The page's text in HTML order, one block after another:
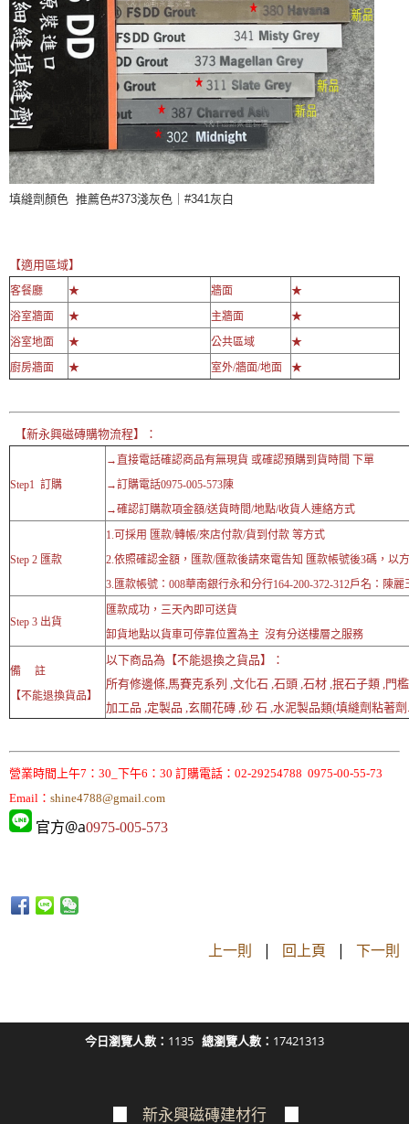
填縫劑顏色 推薦色#373淺灰色｜#341灰白
【適用區域】
客餐廳 ★ 牆面
★
浴室牆面
★ 主牆面
★
浴室地面
★ 公共區域
★
廚房牆面
★ 室外/牆面/地面 ★
【新永興磁磚購物流程】：
Step1 訂購
→直接電話確認商品有無現貨 或確認預購到貨時間 下單
→訂購電話0975-005-573陳
→確認訂購款項金額/送貨時間/地點/收貨人連絡方式
Step 2 匯款
1.可採用 匯款/轉帳/來店付款/貨到付款 等方式
2.依照確認金額，匯款/匯款後請來電告知 匯款帳號後3碼，以
3.匯款帳號：008華南銀行永和分行164-200-372-312戶名：陳麗
Step 3 出貨
匯款成功，三天內即可送貨
卸貨地點以貨車可停靠位置為主 沒有分送樓層之服務
備 註
【不能退換貨品】
以下商品為【不能退換之貨品】：
所有修邊條,馬賽克系列 ,文化石 ,石頭 ,石材 ,抿石子類 ,門
加工品 ,定製品 ,玄關花磚 ,砂 石 ,水泥製品類(填縫劑粘著劑
營業時間上午7：30_下午6：30 訂購電話：02-29254788 0975-00-55-73
Email： shine4788@gmail.com
官方@a0975-005-573
上一則 | 回上頁 | 下一則
今日瀏覽人數： 1135 總瀏覽人數： 17421313
新永興磁磚建材行